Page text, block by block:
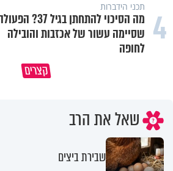
4 תכני הידברות
מה הסיכוי להתחתן בגיל 37?
שסיימה עשור של אכזבות והובילה
לחופה
קצרים
ישראל שטרן תופעת הגמגום שעמה
הוא מתמודד ועל הרגע המביך בחייו
שאל את הרב
שבירת ביצים